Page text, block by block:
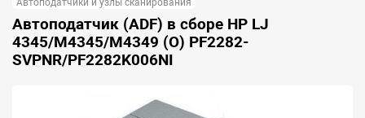
Устройство:
Сначала выберите бренд
Автоподатчики и узлы сканирования
Автоподатчик (ADF) в сборе HP LJ
4345/M4345/M4349 (O) PF2282-
SVPNR/PF2282K006NI